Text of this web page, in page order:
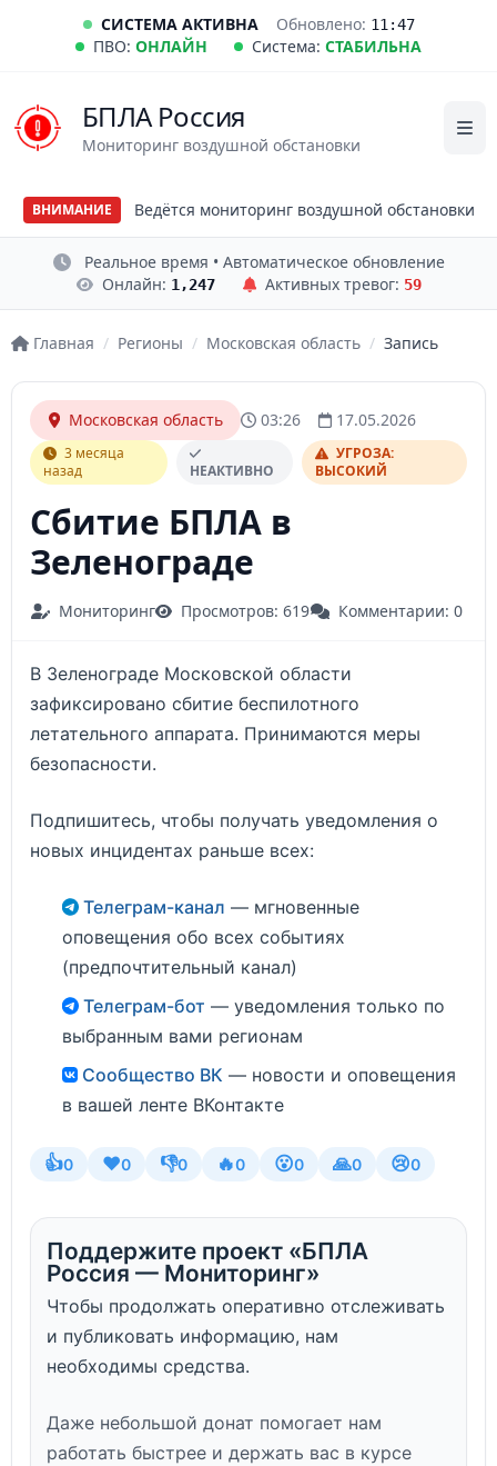
СИСТЕМА АКТИВНА Обновлено: 11:47
ПВО: ОНЛАЙН Система: СТАБИЛЬНА
БПЛА Россия
Мониторинг воздушной обстановки
ВНИМАНИЕ Ведётся мониторинг воздушной обстановки
Реальное время • Автоматическое обновление
Онлайн: 1,247 Активных тревог: 59
Главная / Регионы / Московская область / Запись
Московская область 03:26 17.05.2026
3 месяца
назад
НЕАКТИВНО
УГРОЗА:
ВЫСОКИЙ
Сбитие БПЛА в
Зеленограде
Мониторинг Просмотров: 619 Комментарии: 0
В Зеленограде Московской области
зафиксировано сбитие беспилотного
летательного аппарата. Принимаются меры
безопасности.
Подпишитесь, чтобы получать уведомления о
новых инцидентах раньше всех:
Телеграм-канал — мгновенные
оповещения обо всех событиях
(предпочтительный канал)
Телеграм-бот — уведомления только по
выбранным вами регионам
Сообщество ВК — новости и оповещения
в вашей ленте ВКонтакте
👍0 ❤️0 👎0 🔥0 😮0 🙏0 😢0
Поддержите проект «БПЛА
Россия — Мониторинг»
Чтобы продолжать оперативно отслеживать
и публиковать информацию, нам
необходимы средства.
Даже небольшой донат помогает нам
работать быстрее и держать вас в курсе